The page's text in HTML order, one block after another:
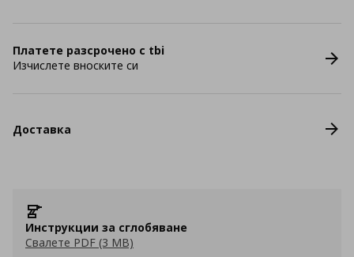
Платете разсрочено с tbi
Изчислете вноските си
Доставка
Инструкции за сглобяване
Свалете PDF (3 MB)